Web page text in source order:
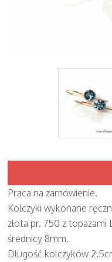
Praca na zamówienie.
Kolczyki wykonane
złota pr. 750 z topazami
średnicy 8mm.
Długość kolczyków